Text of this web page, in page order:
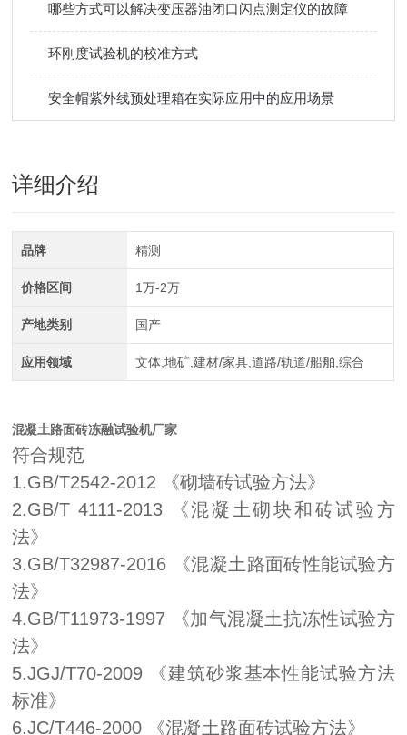
哪些方式可以解决变压器油闭口闪点测定仪的故障
环刚度试验机的校准方式
安全帽紫外线预处理箱在实际应用中的应用场景
详细介绍
品牌 精测
价格区间 1万-2万
产地类别 国产
应用领域 文体,地矿,建材/家具,道路/轨道/船舶,综合
混凝土路面砖冻融试验机厂家
符合规范
1.GB/T2542-2012 《砌墙砖试验方法》
2.GB/T 4111-2013 《混凝土砌块和砖试验方
法》
3.GB/T32987-2016 《混凝土路面砖性能试验方
法》
4.GB/T11973-1997 《加气混凝土抗冻性试验方
法》
5.JGJ/T70-2009 《建筑砂浆基本性能试验方法
标准》
6.JC/T446-2000 《混凝土路面砖试验方法》